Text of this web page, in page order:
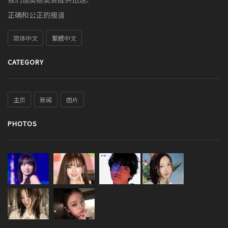
正确和公正的报道
简体中文 繁體中文
CATEGORY
主页 新闻 图片
PHOTOS